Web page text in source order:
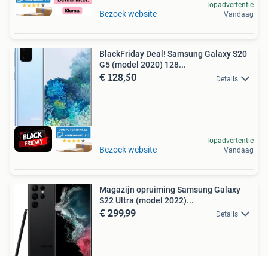
Bezoek website
Topadvertentie
Vandaag
BlackFriday Deal! Samsung Galaxy S20
G5 (model 2020) 128...
€ 128,50 Details
Bezoek website
Topadvertentie
Vandaag
Magazijn opruiming Samsung Galaxy
S22 Ultra (model 2022)...
€ 299,99 Details